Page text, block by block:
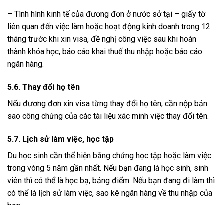
– Tình hình kinh tế của đương đơn ở nước sở tại – giấy tờ
liên quan đến việc làm hoặc hoạt động kinh doanh trong 12
tháng trước khi xin visa, đề nghị công việc sau khi hoàn
thành khóa học, báo cáo khai thuế thu nhập hoặc báo cáo
ngân hàng.
5.6. Thay đổi họ tên
Nếu đương đơn xin visa từng thay đổi họ tên, cần nộp bản
sao công chứng của các tài liệu xác minh việc thay đổi tên.
5.7. Lịch sử làm việc, học tập
Du học sinh cần thể hiện bằng chứng học tập hoặc làm việc
trong vòng 5 năm gần nhất. Nếu bạn đang là học sinh, sinh
viên thì có thể là học bạ, bảng điểm. Nếu bạn đang đi làm thì
có thể là lịch sử làm việc, sao kê ngân hàng về thu nhập của